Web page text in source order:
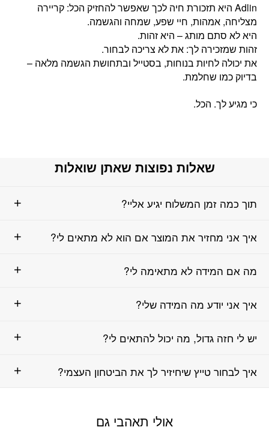
‏Adlin היא תזכורת חיה לכך שאפשר להחזיק הכל: קריירה
מצליחה, אמהות, חיי שפע, שמחה והגשמה.
היא לא סתם מותג – היא זהות.
זהות שמזכירה לך: את לא צריכה לבחור.
את יכולה לחיות בנוחות, בסטייל ובתחושת הגשמה מלאה –
בדיוק כמו שחלמת.
כי מגיע לך. הכל.
שאלות נפוצות שאתן שואלות
תוך כמה זמן המשלוח יגיע אליי?
איך אני מחזיר את המוצר אם הוא לא מתאים לי?
מה אם המידה לא מתאימה לי?
איך אני יודע מה המידה שלי?
יש לי חזה גדול, מה יכול להתאים לי?
איך לבחור טייץ שיחיזיר לך את הביטחון העצמי?
אולי תאהבי גם